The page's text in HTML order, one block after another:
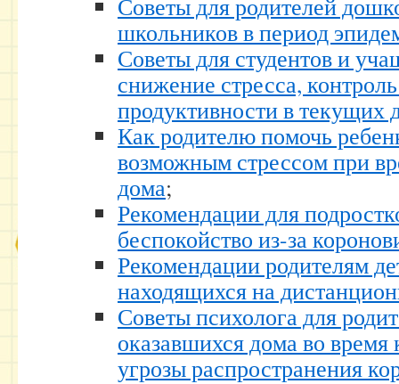
Советы для родителей
школьников в период
Советы для студентов и
снижение стресса,
продуктивности в текущих
Как родителю помочь
возможным стрессом при
дома;
Рекомендации для
беспокойство из-за
Рекомендации родителям
находящихся на
Советы психолога для
оказавшихся дома во время
угрозы распространения